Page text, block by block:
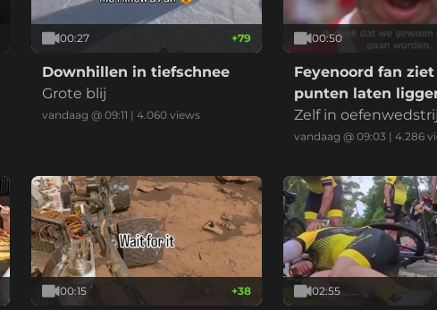
00:27 +79
Downhillen in tiefschnee
Grote blij
vandaag @ 09:11 | 4.060views
00:50
Feyenoord fan ziet
punten laten
Zelf in
vandaag @ 09:03 |4.286
00:15 +38 02:55